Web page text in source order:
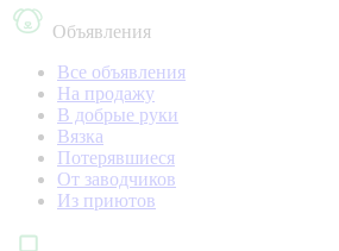
Объявления
Все объявления
На продажу
В добрые руки
Вязка
Потерявшиеся
От заводчиков
Из приютов